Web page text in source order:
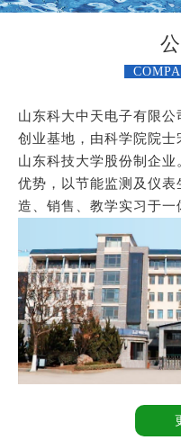
山东科大中天电子有限
创业基地，由科学院院
山东科技大学股份制企
优势，以节能监测及仪表
造、销售、教学实习于一